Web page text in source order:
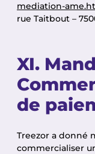
mediation-
rue Taitbout –
XI.
de
Treezor a donné
commercialiser